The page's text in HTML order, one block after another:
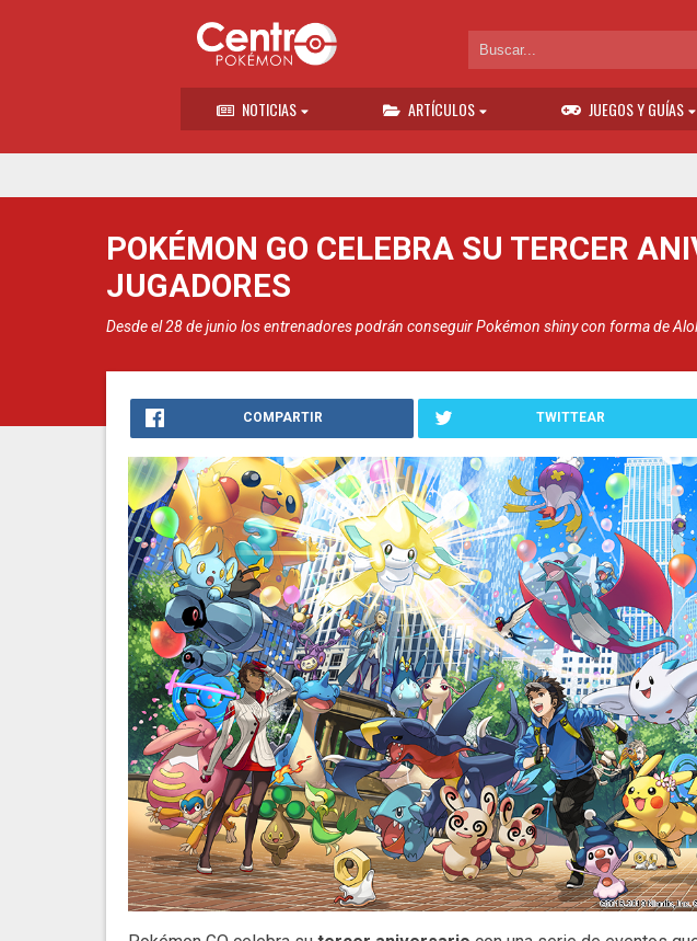
NOTICIAS ARTÍCULOS JUEGOS Y GUÍAS
POKÉMON GO CELEBRA SU TERCER
JUGADORES
Desde el 28 de junio los entrenadores podrán conseguir Pokémon shiny con forma de
COMPARTIR TWITTEAR